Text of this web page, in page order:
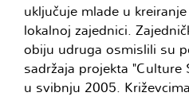
uključuje mlade u
lokalnoj zajednici.
obiju udruga osmislili su
sadržaja projekta "Culture
u svibnju 2005.